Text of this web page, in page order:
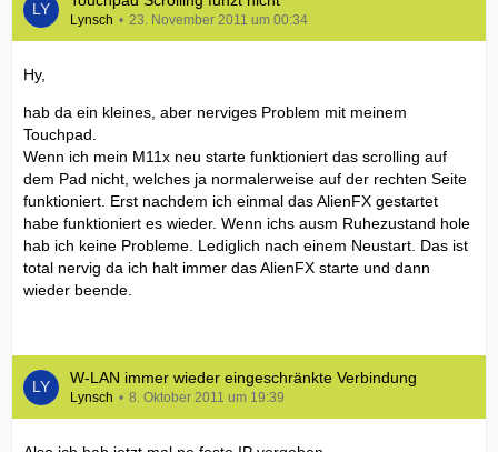
Lynsch 23. November 2011 um 00:34
Hy,
hab da ein kleines, aber nerviges Problem mit meinem
Touchpad.
Wenn ich mein M11x neu starte funktioniert das scrolling auf
dem Pad nicht, welches ja normalerweise auf der rechten Seite
funktioniert. Erst nachdem ich einmal das AlienFX gestartet
habe funktioniert es wieder. Wenn ichs ausm Ruhezustand hole
hab ich keine Probleme. Lediglich nach einem Neustart. Das ist
total nervig da ich halt immer das AlienFX starte und dann
wieder beende.
W-LAN immer wieder eingeschränkte Verbindung
Lynsch 8. Oktober 2011 um 19:39